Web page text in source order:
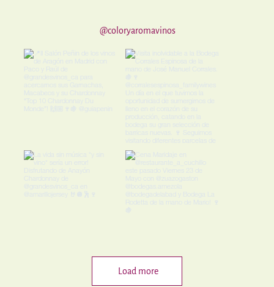
@coloryaromavinos
Load more